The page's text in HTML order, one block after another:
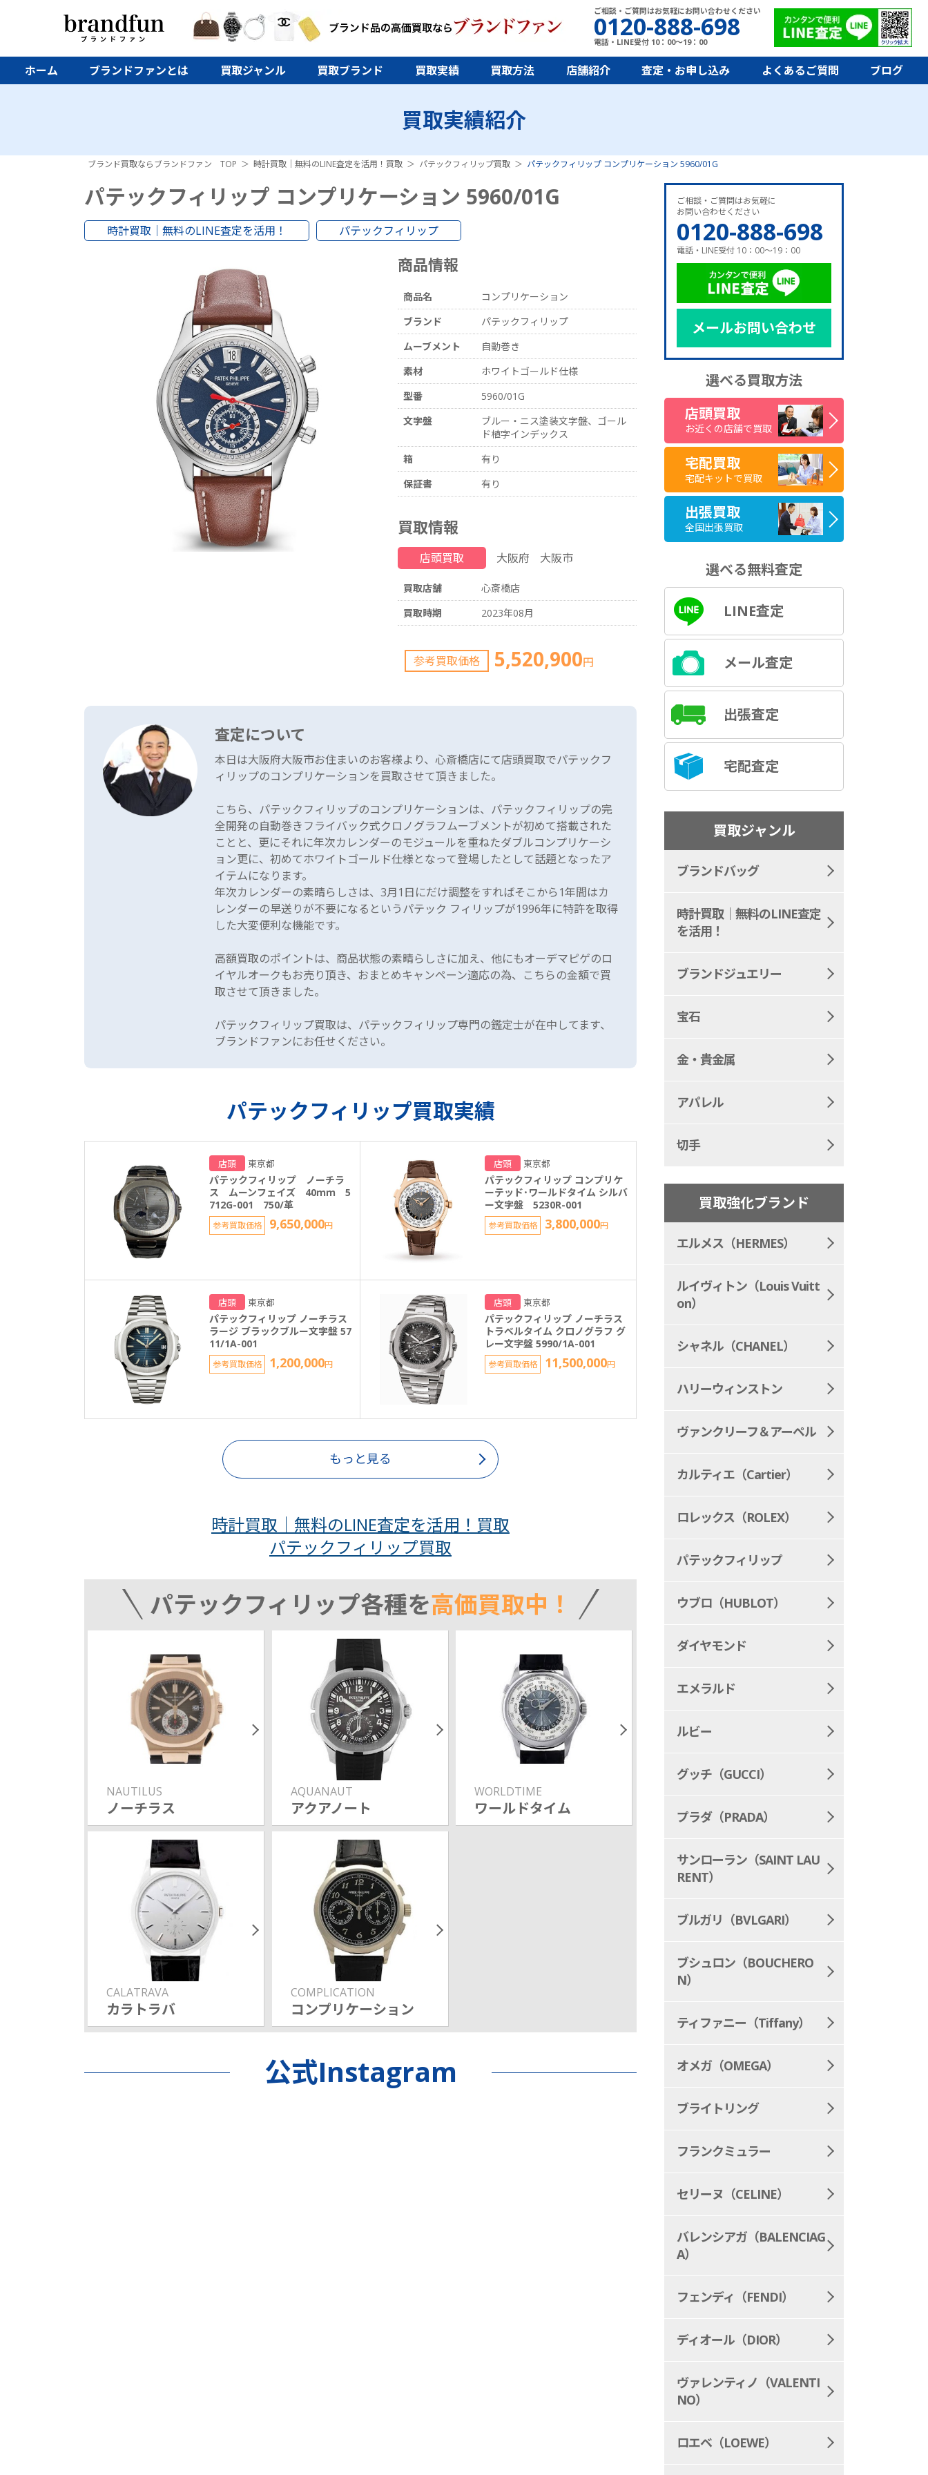
ご相談・ご質問はお気軽にお問い合わせください
0120-888-698
電話・LINE受付 10：00～19：00
ホーム ブランドファンとは 買取ジャンル 買取ブランド 買取実績 買取方法 店舗紹介 査定・お申し込み よくあるご質問 ブログ
買取実績紹介
ブランド買取ならブランドファン TOP 時計買取｜無料のLINE査定を活用！買取 パテックフィリップ買取 パテックフィリップ コンプリケーション 5960/01G
パテックフィリップ コンプリケーション 5960/01G
時計買取｜無料のLINE査定を活用！ パテックフィリップ
商品情報
商品名
コンプリケーション
ブランド
パテックフィリップ
ムーブメント
自動巻き
素材
ホワイトゴールド仕様
型番
5960/01G
文字盤
ブルー・ニス塗装文字盤、ゴール
ド植字インデックス
箱
有り
保証書
有り
買取情報
店頭買取 大阪府 大阪市
買取店舗
心斎橋店
買取時期
2023年08月
参考買取価格 5,520,900円
査定について
本日は大阪府大阪市お住まいのお客様より、心斎橋店にて店頭買取でパテックフ
ィリップのコンプリケーションを買取させて頂きました。
こちら、パテックフィリップのコンプリケーションは、パテックフィリップの完
全開発の自動巻きフライバック式クロノグラフムーブメントが初めて搭載された
ことと、更にそれに年次カレンダーのモジュールを重ねたダブルコンプリケーシ
ョン更に、初めてホワイトゴールド仕様となって登場したとして話題となったア
イテムになります。
年次カレンダーの素晴らしさは、3月1日にだけ調整をすればそこから1年間はカ
レンダーの早送りが不要になるというパテック フィリップが1996年に特許を取得
した大変便利な機能です。
高額買取のポイントは、商品状態の素晴らしさに加え、他にもオーデマピゲのロ
イヤルオークもお売り頂き、おまとめキャンペーン適応の為、こちらの金額で買
取させて頂きました。
パテックフィリップ買取は、パテックフィリップ専門の鑑定士が在中してます、
ブランドファンにお任せください。
パテックフィリップ買取実績
店頭 東京都
パテックフィリップ ノーチラ
ス ムーンフェイズ 40ｍｍ 5
712G-001 750/革
参考買取価格 9,650,000円
店頭 東京都
パテックフィリップ コンプリケ
ーテッド･ワールドタイム シルバ
ー文字盤 5230R-001
参考買取価格 3,800,000円
店頭 東京都
パテックフィリップ ノーチラス
ラージ ブラックブルー文字盤 57
11/1A-001
参考買取価格 1,200,000円
店頭 東京都
パテックフィリップ ノーチラス
トラベルタイム クロノグラフ グ
レー文字盤 5990/1A-001
参考買取価格 11,500,000円
もっと見る
時計買取｜無料のLINE査定を活用！買取
パテックフィリップ買取
パテックフィリップ各種を高価買取中！
NAUTILUS
ノーチラス
AQUANAUT
アクアノート
WORLDTIME
ワールドタイム
CALATRAVA
カラトラバ
COMPLICATION
コンプリケーション
公式Instagram
ご相談・ご質問はお気軽に
お問い合わせください
0120-888-698
電話・LINE受付 10：00～19：00
メールお問い合わせ
選べる買取方法
店頭買取
お近くの店舗で買取
宅配買取
宅配キットで買取
出張買取
全国出張買取
選べる無料査定
LINE査定
メール査定
出張査定
宅配査定
買取ジャンル
ブランドバッグ
時計買取｜無料のLINE査定
を活用！
ブランドジュエリー
宝石
金・貴金属
アパレル
切手
買取強化ブランド
エルメス（HERMES）
ルイヴィトン（Louis Vuitt
on）
シャネル（CHANEL）
ハリーウィンストン
ヴァンクリーフ＆アーペル
カルティエ（Cartier）
ロレックス（ROLEX）
パテックフィリップ
ウブロ（HUBLOT）
ダイヤモンド
エメラルド
ルビー
グッチ（GUCCI）
プラダ（PRADA）
サンローラン（SAINT LAU
RENT）
ブルガリ（BVLGARI）
ブシュロン（BOUCHERO
N）
ティファニー（Tiffany）
オメガ（OMEGA）
ブライトリング
フランクミュラー
セリーヌ（CELINE）
バレンシアガ（BALENCIAG
A）
フェンディ（FENDI）
ディオール（DIOR）
ヴァレンティノ（VALENTI
NO）
ロエベ（LOEWE）